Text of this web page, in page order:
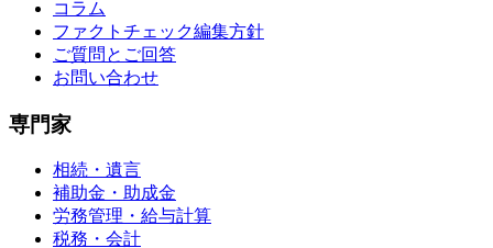
コラム
ファクトチェック編集方針
ご質問とご回答
お問い合わせ
専門家
相続・遺言
補助金・助成金
労務管理・給与計算
税務・会計